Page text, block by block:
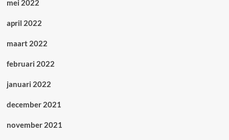
mei 2022
april 2022
maart 2022
februari 2022
januari 2022
december 2021
november 2021